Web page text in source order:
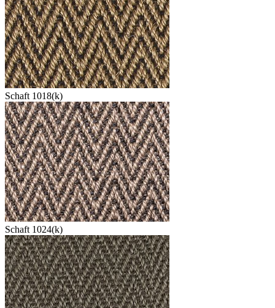
Schaft 1018(k)
Schaft 1024(k)